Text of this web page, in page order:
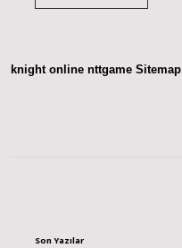
knight online nttgame Sitemap
Son Yazılar